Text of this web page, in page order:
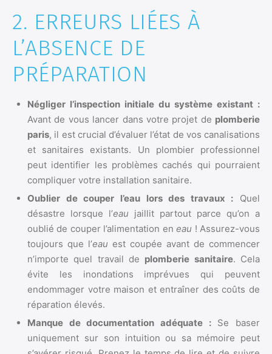
2. ERREURS LIÉES À
L’ABSENCE DE
PRÉPARATION
Négliger l’inspection initiale du système existant :
Avant de vous lancer dans votre projet de plomberie
paris, il est crucial d’évaluer l’état de vos canalisations
et sanitaires existants. Un plombier professionnel
peut identifier les problèmes cachés qui pourraient
compliquer votre installation sanitaire.
Oublier de couper l’eau lors des travaux : Quel
désastre lorsque l’eau jaillit partout parce qu’on a
oublié de couper l’alimentation eneau ! Assurez-vous
toujours que l’eau est coupée avant de commencer
n’importe quel travail de plomberie sanitaire. Cela
évite les inondations imprévues qui peuvent
endommager votre maison et entraîner des coûts de
réparation élevés.
Manque de documentation adéquate :Se baser
uniquement sur son intuition ou sa mémoire peut